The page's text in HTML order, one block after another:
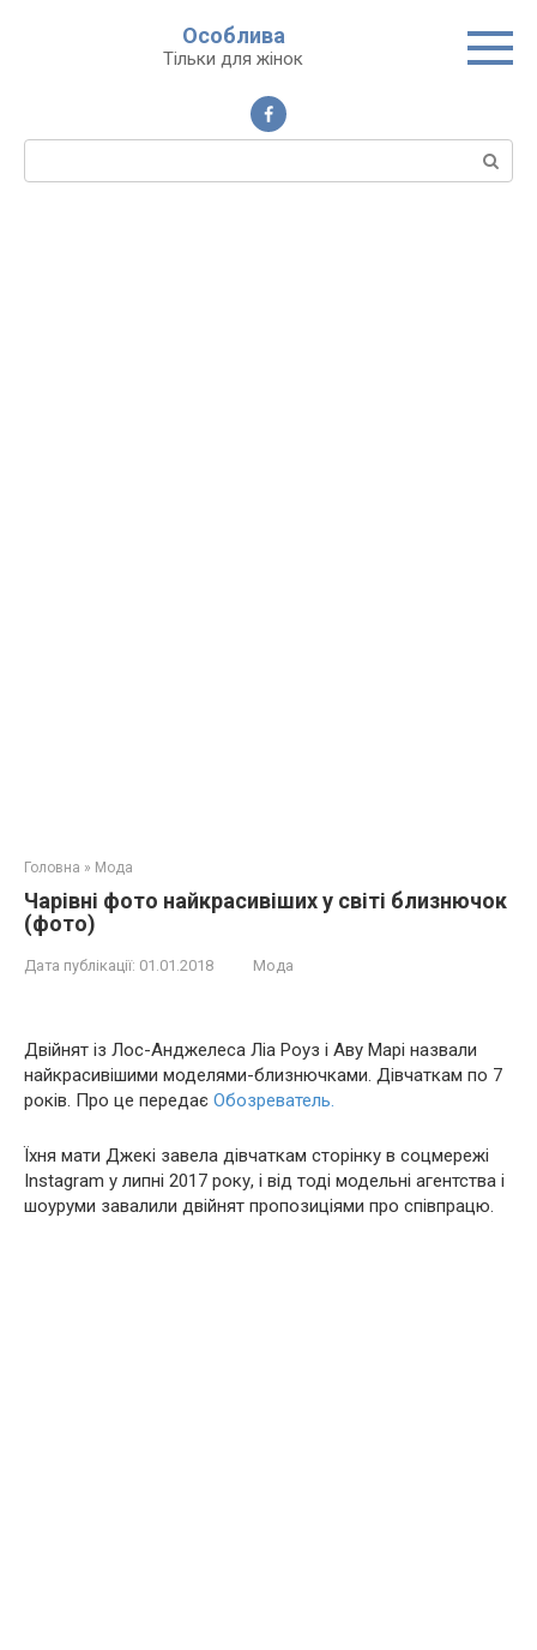
Особлива
Тільки для жінок
Пошук:
Головна » Мода
Чарівні фото найкрасивіших у світі близнючок
(фото)
Дата публікації: 01.01.2018 Мода
Двійнят із Лос-Анджелеса Ліа Роуз і Аву Марі назвали
найкрасивішими моделями-близнючками. Дівчаткам по 7
років. Про це передає Обозреватель.
Їхня мати Джекі завела дівчаткам сторінку в соцмережі
Instagram у липні 2017 року, і від тоді модельні агентства і
шоуруми завалили двійнят пропозиціями про співпрацю.